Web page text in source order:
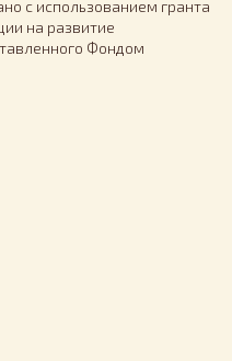
с использованием гранта
на развитие
Фондом